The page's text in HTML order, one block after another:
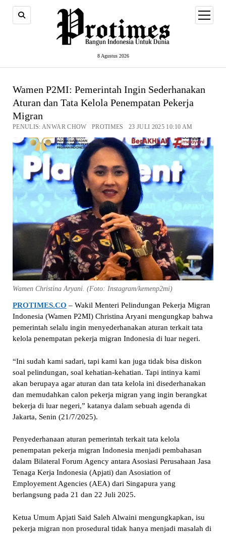
8 Agustus 2026
open
menu
Wamen P2MI: Pemerintah Ingin Sederhanakan
Aturan dan Tata Kelola Penempatan Pekerja
Migran
PENULIS: ANWAR CHOW PROTIMES 23 JULI 2025 10:10 AM
Wamen Christina Aryani. (Foto: Instagram/kemenp2mi)
PROTIMES.CO – Wakil Menteri Pelindungan Pekerja Migran
Indonesia (Wamen P2MI) Christina Aryani mengungkap bahwa
pemerintah selalu ingin menyederhanakan aturan terkait tata
kelola penempatan pekerja migran Indonesia di luar negeri.
“Ini sudah kami sadari, tapi kami kan juga tidak bisa diskon
soal pelindungan, soal kehatian-kehatian. Tapi intinya kami
akan berupaya agar aturan dan tata kelola ini disederhanakan
dan memudahkan calon pekerja migran yang ingin berangkat
bekerja di luar negeri,” katanya dalam sebuah agenda di
Jakarta, Senin (21/7/2025).
Penyederhanaan aturan pemerintah terkait tata kelola
penempatan pekerja migran Indonesia menjadi pembahasan
dalam Bilateral Forum Agency antara Asosiasi Perusahaan Jasa
Tenaga Kerja Indonesia (Apjati) dan Asosiation of
Employement Agencies (AEA) dari Singapura yang
berlangsung pada 21 dan 22 Juli 2025.
Ketua Umum Apjati Said Saleh Alwaini mengungkapkan, isu
pekerja migran non prosedural tidak hanya menjadi masalah di